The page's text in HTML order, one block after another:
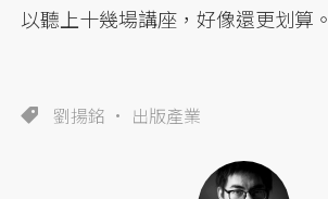
以聽上十幾場講座，好像還更划算。
劉揚銘 出版產業